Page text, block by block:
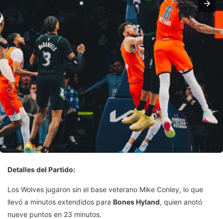
Detalles del Partido:
Los Wolves jugaron sin el base veterano Mike Conley, lo que
llevó a minutos extendidos para Bones Hyland, quien anotó
nueve puntos en 23 minutos.